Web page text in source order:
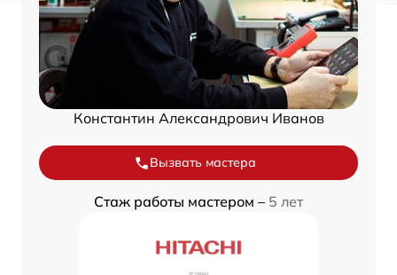
Константин Александрович Иванов
Вызвать мастера
Стаж работы мастером – 5 лет